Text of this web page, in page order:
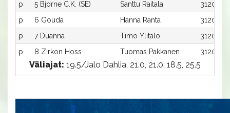
p
5 Björne C.K. (SE) Santtu Raitala
3120:2
p
6 Gouda Hanna Ranta
3120:3
p
7 Duanna Timo Ylitalo
3120:4
p
8 Zirkon Hoss Tuomas Pakkanen 3120:5
Väliajat: 19.5/Jalo Dahlia, 21.0, 21.0, 18.5, 25.5